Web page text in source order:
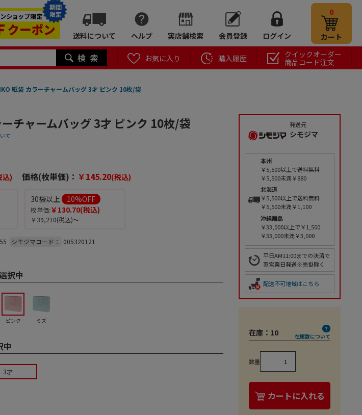
期間
限定
送料について ヘルプ 実店舗検索 会員登録 ログイン
0
カート
お気に入り 購入履歴
クイックオーダー
商品コード注文
紙袋 カラーチャームバッグ 3才 ピンク 10枚/袋
チャームバッグ 3才 ピンク 10枚/袋
て
込) 価格(枚単価)： ￥145.20(税込)
30袋以上 10%OFF
枚単価:￥130.70(税込)
￥39,210(税込)～
シモジマコード： 005320121
択中
ピンク ミズ
3才
発送元
シモジマ
本州
￥5,500以上で送料無料
￥5,500未満￥880
北海道
￥5,500以上で送料無料
￥5,500未満￥1,100
沖縄離島
￥33,000以上で￥1,500
￥33,000未満￥3,000
平日AM11:00までの決済で
翌営業日発送※売掛除く
配送不可地域はこちら
在庫： 10 在庫数について
数量
カートに入れる